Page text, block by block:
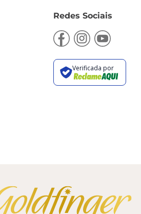
Redes Sociais